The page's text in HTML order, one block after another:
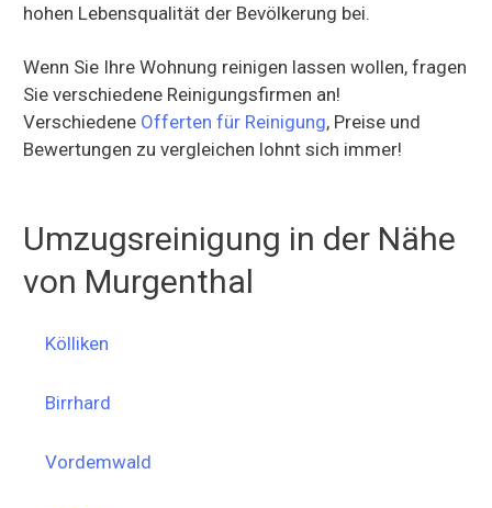
hohen Lebensqualität der Bevölkerung bei.
Wenn Sie Ihre Wohnung reinigen lassen wollen, fragen
Sie verschiedene Reinigungsfirmen an!
Verschiedene Offerten für Reinigung, Preise und
Bewertungen zu vergleichen lohnt sich immer!
Umzugsreinigung in der Nähe
von Murgenthal
Kölliken
Birrhard
Vordemwald